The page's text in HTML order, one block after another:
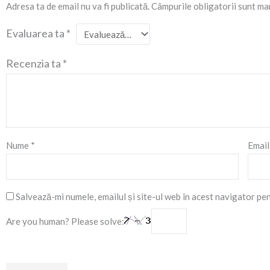
Adresa ta de email nu va fi publicată.Câmpurile obligatorii sunt
Evaluarea ta *
Recenzia ta *
Nume *
Salvează-mi numele, emailul și site-ul web în acest navigator
Are you human? Please solve: